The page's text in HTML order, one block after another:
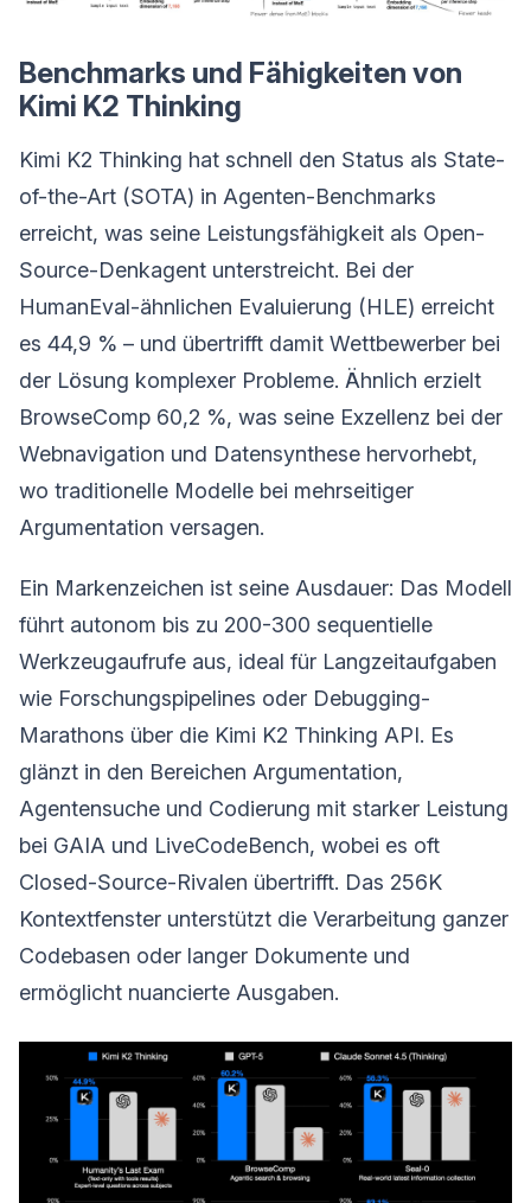
Benchmarks und Fähigkeiten von
Kimi K2 Thinking
Kimi K2 Thinking hat schnell den Status als State-
of-the-Art (SOTA) in Agenten-Benchmarks
erreicht, was seine Leistungsfähigkeit als Open-
Source-Denkagent unterstreicht. Bei der
HumanEval-ähnlichen Evaluierung (HLE) erreicht
es 44,9 % – und übertrifft damit Wettbewerber bei
der Lösung komplexer Probleme. Ähnlich erzielt
BrowseComp 60,2 %, was seine Exzellenz bei der
Webnavigation und Datensynthese hervorhebt,
wo traditionelle Modelle bei mehrseitiger
Argumentation versagen.
Ein Markenzeichen ist seine Ausdauer: Das Modell
führt autonom bis zu 200-300 sequentielle
Werkzeugaufrufe aus, ideal für Langzeitaufgaben
wie Forschungspipelines oder Debugging-
Marathons über die Kimi K2 Thinking API. Es
glänzt in den Bereichen Argumentation,
Agentensuche und Codierung mit starker Leistung
bei GAIA und LiveCodeBench, wobei es oft
Closed-Source-Rivalen übertrifft. Das 256K
Kontextfenster unterstützt die Verarbeitung ganzer
Codebasen oder langer Dokumente und
ermöglicht nuancierte Ausgaben.